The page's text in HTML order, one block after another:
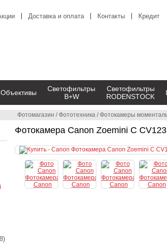
Фотомагазин /Фототехника /Фотокамеры
Фотокамера Canon Zoemini C
Доставка и оплата Контакты Кредит
Объективы
Светофильтры
B+W
Светофильтры
RODENSTOCK